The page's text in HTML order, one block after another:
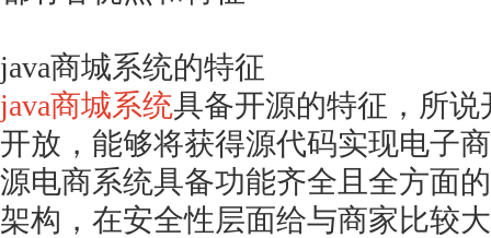
java商城系统的特征
java商城系统具备开源的特征，所说
开放，能够将获得源代码实现电子
源电商系统具备功能齐全且全方面
架构，在安全性层面给与商家比较